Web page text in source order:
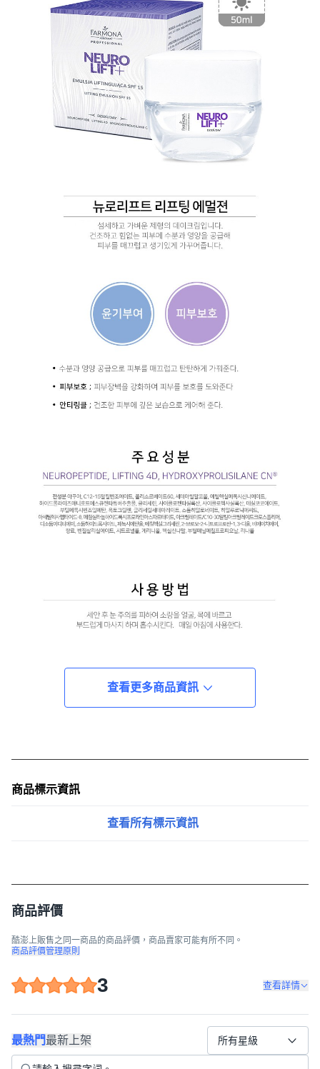
查看更多商品資訊
商品標示資訊
查看所有標示資訊
商品評價
酷澎上販售之同一商品的商品評價，商品賣家可能有所不同。
商品評價管理原則
3 查看詳情
最熱門最新上架 所有星級